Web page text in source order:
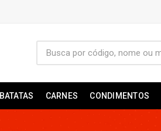
BATATAS CARNES CONDIMENTOS